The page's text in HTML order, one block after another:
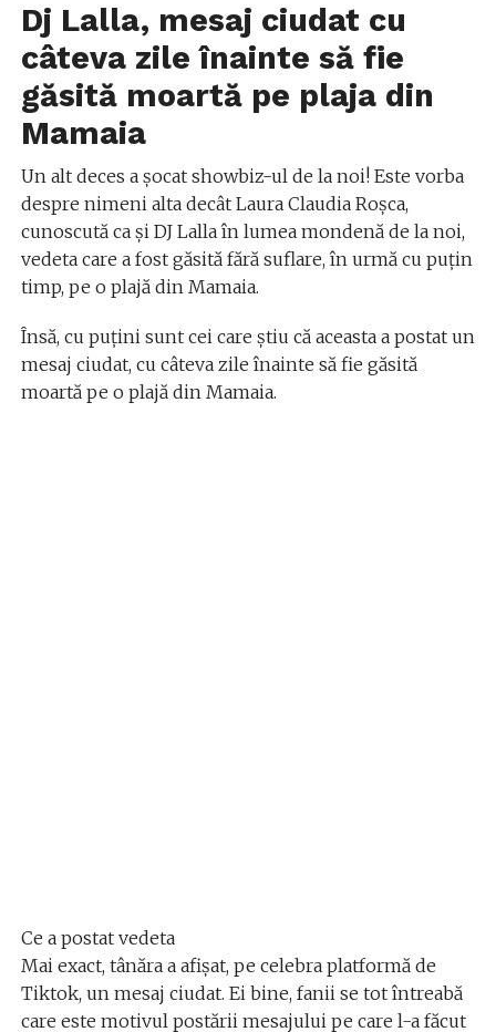
Dj Lalla, mesaj ciudat cu
câteva zile înainte să fie
găsită moartă pe plaja din
Mamaia
Un alt deces a șocat showbiz-ul de la noi! Este vorba
despre nimeni alta decât Laura Claudia Roșca,
cunoscută ca și DJ Lalla în lumea mondenă de la noi,
vedeta care a fost găsită fără suflare, în urmă cu puțin
timp, pe o plajă din Mamaia.
Însă, cu puțini sunt cei care știu că aceasta a postat un
mesaj ciudat, cu câteva zile înainte să fie găsită
moartă pe o plajă din Mamaia.
Ce a postat vedeta
Mai exact, tânăra a afișat, pe celebra platformă de
Tiktok, un mesaj ciudat. Ei bine, fanii se tot întreabă
care este motivul postării mesajului pe care l-a făcut